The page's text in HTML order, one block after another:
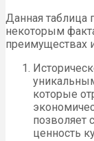
Данная таблица
некоторым
преимуществах
которые
позволяет
ценность